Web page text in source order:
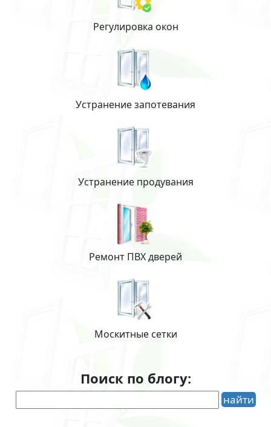
Регулировка окон
Устранение запотевания
Устранение продувания
Ремонт ПВХ дверей
Москитные сетки
Поиск по блогу: